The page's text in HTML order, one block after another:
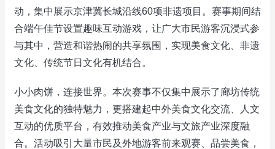
动，集中展示京津冀长城沿线60项非遗项目。赛事期间结
合端午佳节设置趣味互动游戏，让广大市民游客沉浸式参
与其中，营造和谐热闹的共享氛围，实现美食文化、非遗
文化、传统节日文化有机结合。
小小肉饼，连接世界。本次赛事不仅集中展示了廊坊传统
美食文化的独特魅力，更搭建起中外美食文化交流、人文
互动的优质平台，有效推动美食产业与文旅产业深度融
合。活动吸引大量市民及外地游客前来观赛、品尝美食，